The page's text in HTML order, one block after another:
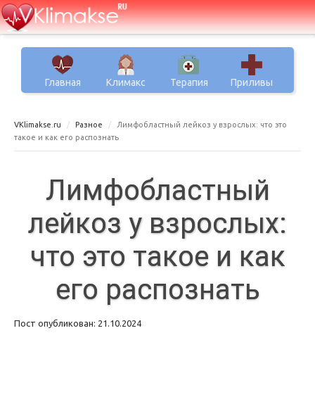
Главная Климакс Терапия Приливы
VKlimakse.ru Разное
Лимфобластный лейкоз у взрослых: что это
такое и как его распознать
Лимфобластный
лейкоз у взрослых:
что это такое и как
его распознать
Пост опубликован: 21.10.2024